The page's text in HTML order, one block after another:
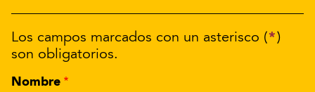
Los campos marcados con un asterisco (*)
son obligatorios.
Nombre